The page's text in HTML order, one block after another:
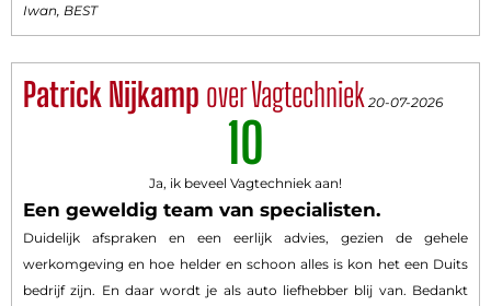
Iwan, BEST
Patrick Nijkamp over Vagtechniek 20-07-2026
10
Ja, ik beveel Vagtechniek aan!
Een geweldig team van specialisten.
Duidelijk afspraken en een eerlijk advies, gezien de gehele
werkomgeving en hoe helder en schoon alles is kon het een Duits
bedrijf zijn. En daar wordt je als auto liefhebber blij van. Bedankt